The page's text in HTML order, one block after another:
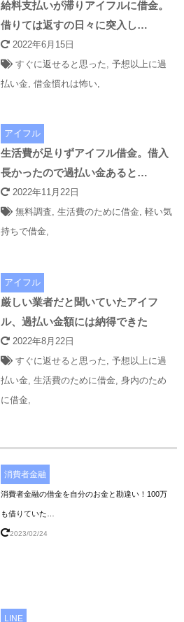
給料支払いが滞りアイフルに借金。
借りては返すの日々に突入し…
2022年6月15日
すぐに返せると思った ,予想以上に過
払い金 ,借金慣れは怖い
アイフル
生活費が足りずアイフル借金。借入
長かったので過払い金あると…
2022年11月22日
無料調査,生活費のために借金,軽い気
持ちで借金,
アイフル
厳しい業者だと聞いていたアイフ
ル、過払い金額には納得できた
2022年8月22日
すぐに返せると思った ,予想以上に過
払い金 ,生活費のために借金 ,身内のため
に借金
消費者金融
消費者金融の借金を自分のお金と勘違い！100万
も借りていた…
2023/02/24
LINE